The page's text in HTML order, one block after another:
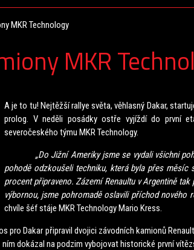
SEZÓNA 2014
MKR Technology
MKR
A je to tu! Nejtěžší rallye světa, věhlasný Dakar,
prolog. V neděli posádky ostře vyjíždí do první
severočeského týmu MKR Technology.
„Do Jižní Ameriky jsme se vydali všichni
pohodě odzkoušeli techniku, která byla přes
procent připraveno. Zázemí Renaultu v Argentině
výbornou, jsme pohromadě oslavili příchod nového
chvíle šéf stáje MKR Technology Mario Kress.
Dakar připravil dvojici závodních kamionů
dokázal na podzim vybojovat historické první